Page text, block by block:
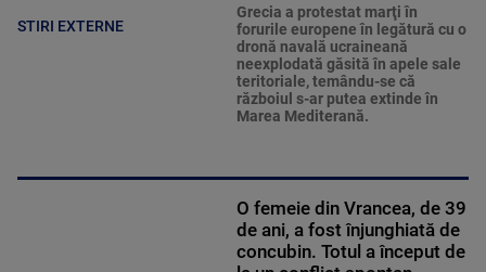
STIRI EXTERNE
Grecia a protestat marţi în
forurile europene în legătură cu o
dronă navală ucraineană
neexplodată găsită în apele sale
teritoriale, temându-se că
războiul s-ar putea extinde în
Marea Mediterană.
O femeie din Vrancea, de 39
de ani, a fost înjunghiată de
concubin. Totul a început de